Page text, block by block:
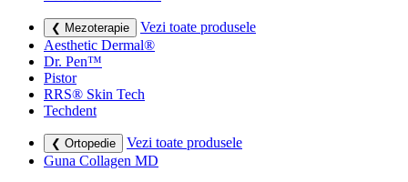
❮ Mezoterapie
Vezi toate produsele
Aesthetic Dermal®
Dr. Pen™
Pistor
RRS® Skin Tech
Techdent
❮ Ortopedie
Vezi toate produsele
Guna Collagen MD